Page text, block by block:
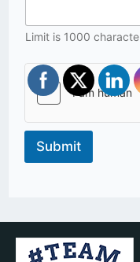
Limit is 1000
Submit
r
n
a